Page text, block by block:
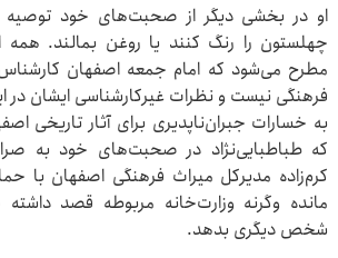
او در بخشی دیگر از صحبت‌های خود
چهلستون را رنگ کنند یا روغن بمالند.
مطرح می‌شود که امام جمعه اصفهان کارشناس
فرهنگی نیست و نظرات غیرکارشناسی ایشان در
به خسارات جبران‌ناپدیری برای آثار
که طباطبایی‌نژاد در صحبت‌های خود به
کرم‌زاده مدیرکل میراث فرهنگی اصفهان با
مانده وگرنه وزارت‌خانه مربوطه قصد داشته
شخص دیگری بدهد.